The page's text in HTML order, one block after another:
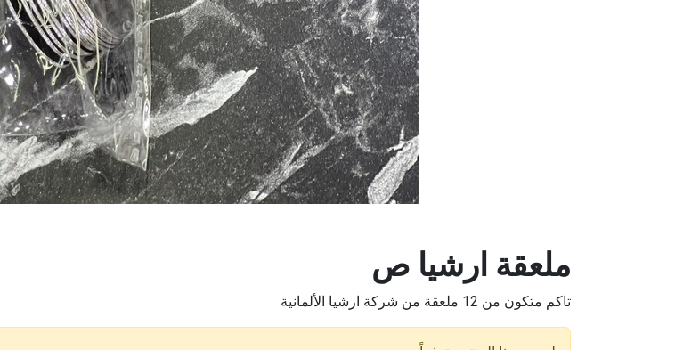
ملعقة ارشيا ص
تاكم متكون من 12 ملعقة من شركة ارشيا الألمانية